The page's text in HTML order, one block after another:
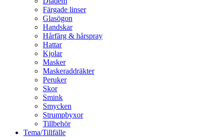
Färgade linser
Glasögon
Handskar
Hårfärg & hårspray
Hattar
Kjolar
Masker
Maskeraddräkter
Peruker
Skor
Smink
Smycken
Strumpbyxor
Tillbehör
Tema/Tillfälle